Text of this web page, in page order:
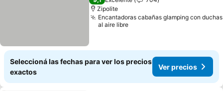
Zipolite
Encantadoras cabañas glamping con duchas
al aire libre
Seleccioná las fechas para ver los precios
exactos
Ver precios